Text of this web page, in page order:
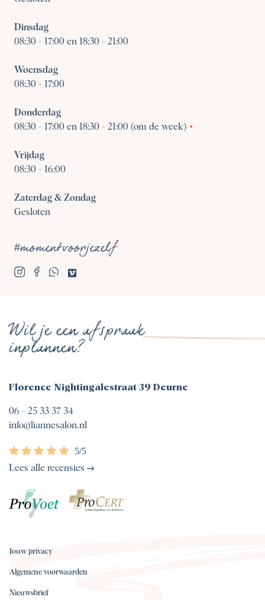
Wil je een afspraak
inplannen?
Florence Nightingalestraat 39 Deurne
06 - 25 33 37 34
info@liannesalon.nl
Lees alle recensies
Dinsdag
08:30 - 17:00 en 18:30 - 21:00
Woensdag
08:30 - 17:00
Donderdag
08:30 - 17:00 en 18:30 - 21:00 (om de week)
Vrijdag
08:30 - 16:00
Zaterdag & Zondag
Gesloten
#momentvoorjezelf
Jouw privacy
Algemene voorwaarden
Nieuwsbrief